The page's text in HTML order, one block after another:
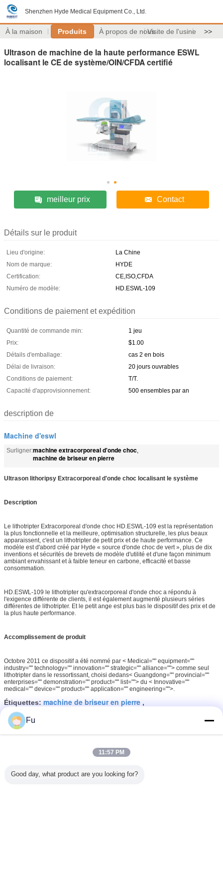
Shenzhen Hyde Medical Equipment Co., Ltd.
À la maison Produits À propos de nousVisite de l'usine >>
Ultrason de machine de la haute performance ESWL
localisant le CE de système/OIN/CFDA certifié
meilleur prix Contact
Détails sur le produit
Lieu d'origine:
La Chine
Nom de marque:
HYDE
Certification:
CE,ISO,CFDA
Numéro de modèle:
HD.ESWL-109
Conditions de paiement et expédition
Quantité de commande min:
1 jeu
Prix:
$1.00
Détails d'emballage:
cas 2 en bois
Délai de livraison:
20 jours ouvrables
Conditions de paiement:
T/T.
Capacité d'approvisionnement:
500 ensembles par an
description de
Machine d'eswl
Surligner:machine extracorporeal d'onde choc,
machine de briseur en pierre
Ultrason lithoripsy Extracorporeal d'onde choc localisant le système
Description
Le lithotripter Extracorporeal d'onde choc HD.ESWL-109 est la représentation
la plus fonctionnelle et la meilleure, optimisation structurelle, les plus beaux
apparaissent, c'est un lithotripter de petit prix et de haute performance. Ce
modèle est d'abord créé par Hyde « source d'onde choc de vert », plus de dix
inventions et sécurités de brevets de modèle d'utilité et d'une façon minimum
ambiant envahissant et à faible teneur en carbone, efficacité et basse
consommation.
HD.ESWL-109 le lithotripter qu'extracorporeal d'onde choc a répondu à
l'exigence différente de clients, il est également augmenté plusieurs séries
différentes de lithotripter. Et le petit ange est plus bas le dispositif des prix et de
la plus haute performance.
Accomplissement de produit
Octobre 2011 ce dispositif a été nommé par < Medical="" equipment=""
industry="" technology="" innovation="" strategic="" alliance=""> comme seul
lithotripter dans le ressortissant, choisi dedans< Guangdong="" provincial=""
enterprises="" demonstration="" product="" list=""> du < Innovative=""
medical="" device="" product="" application="" engineering="">.
Étiquettes: machine de briseur en pierre ,
machine extracorporeal d'onde choc
performance ESWL localisant le
CE de système/OIN/CFDA certifié
Fu
11:57 PM
Good day, what product are you looking for?